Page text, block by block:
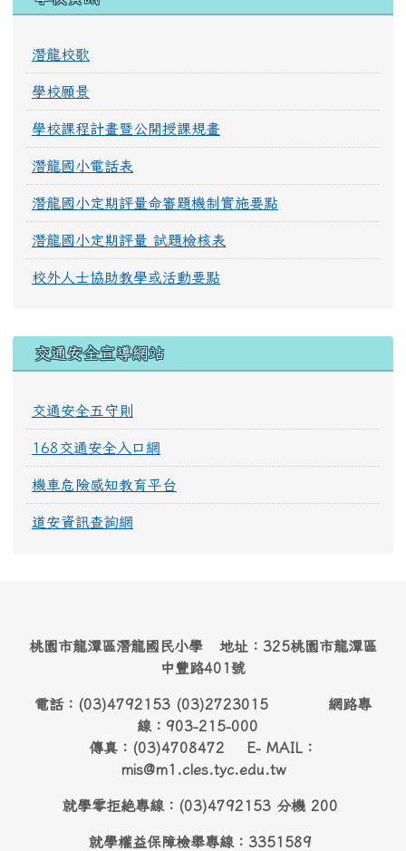
潛龍校歌
學校願景
學校課程計畫暨公開授課規畫
潛龍國小電話表
潛龍國小定期評量命審題機制實施要點
潛龍國小定期評量 試題檢核表
校外人士協助教學或活動要點
交通安全宣導網站
交通安全五守則
168交通安全入口網
機車危險感知教育平台
道安資訊查詢網
桃園市龍潭區潛龍國民小學 地址：325桃園市龍潭區
中豐路401號
電話：(03)4792153 (03)2723015 網路專
線：903-215-000
傳真：(03)4708472 E- MAIL：
mis@m1.cles.tyc.edu.tw
就學零拒絶專線：(03)4792153 分機 200
就學權益保障檢舉專線：3351589